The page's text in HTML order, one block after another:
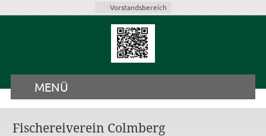
Vorstandsbereich
MENÜ
Fischereiverein Colmberg